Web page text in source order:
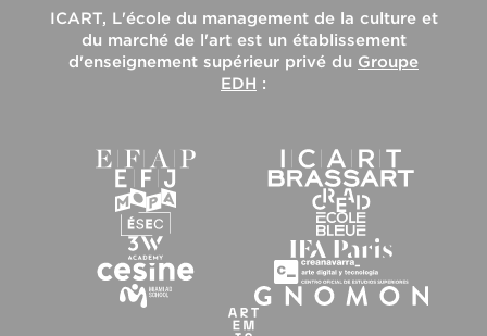
ICART, L'école du management de la culture et
du marché de l'artest un établissement
d'enseignement supérieur privé du Groupe
EDH :